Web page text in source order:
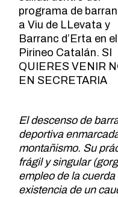
programa de
a Viu de LLevata y
Barranc d’Erta en el
Pirineo Catalán. SI
QUIERES VENIR
EN SECRETARIA
El descenso de
deportiva
montañismo. Su
frágil y singular
empleo de la
existencia de un